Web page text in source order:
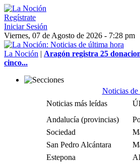
Regístrate
Iniciar Sesión
Viernes, 07 de Agosto de 2026 - 7:28 pm
La Noción | Aragón registra 25
cinco...
Noticias de
Noticias más leídas
Andalucía (provincias)
Sociedad
San Pedro Alcántara
Estepona